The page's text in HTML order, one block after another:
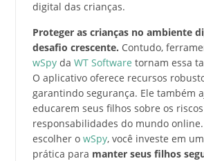
digital das crianças.
Proteger as crianças no ambiente
desafio crescente. Contudo,
wSpy da WT Software tornam essa
O aplicativo oferece recursos
garantindo segurança. Ele também
educarem seus filhos sobre os
responsabilidades do mundo online.
escolher o wSpy, você investe em
prática para manter seus filhos